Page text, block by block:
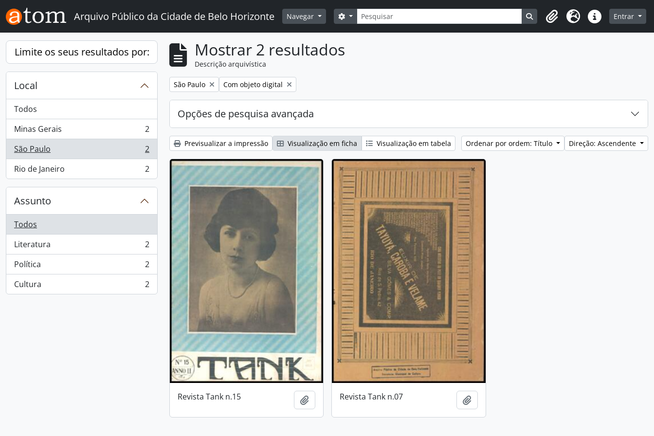
Skip to main content
Arquivo Público da Cidade de Belo Horizonte Navegar Pesquisar
Search options Search in browse page
Área de transferência
Idioma Ligações rápidas
Entrar
Limite os seus resultados por:
Local
Todos
Minas Gerais
, 2 resultados
2
São Paulo
, 2 resultados
2
Rio de Janeiro
, 2 resultados 2
Assunto
Todos
Literatura
, 2 resultados
2
Política
, 2 resultados
2
Cultura
, 2 resultados 2
Mostrar 2 resultados
Descrição arquivística
Remove filter:
São Paulo Remove filter:
Com objeto digital
Opções de pesquisa avançada
Previsualizar a impressão Visualização em ficha Visualização em tabela Ordenar por ordem: Título Direção: Ascendente
Revista Tank n.15 Adicionar à área de transferência
Revista Tank n.07 Adicionar à área de transferência